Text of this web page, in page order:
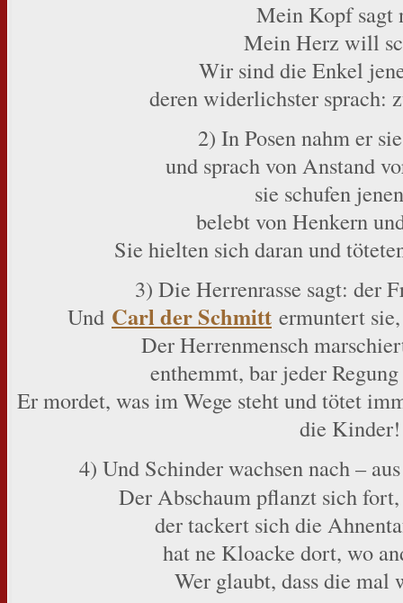
Mein Kopf sagt
Mein Herz will
Wir sind die Enkel
deren widerlichster sprach:
2) In Posen nahm er
und sprach von Anstand
sie schufen
belebt von Henkern
Sie hielten sich daran und
3) Die Herrenrasse sagt: der
Und Carl der Schmittermuntert sie,
Der Herrenmensch
enthemmt, bar jeder
Er mordet, was im Wege steht und tötet
die Kinder!
4) Und Schinder wachsen nach –
Der Abschaum pflanzt sich
der tackert sich die
hat ne Kloacke dort, wo
Wer glaubt, dass die mal